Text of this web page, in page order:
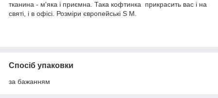
тканина - м'яка і приємна. Така кофтинка прикрасить вас і на
святі, і в офісі. Розміри європейські S M.
Спосіб упаковки
за бажанням